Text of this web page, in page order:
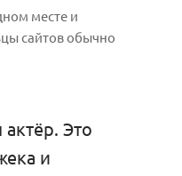
месте и
сайтов обычно
Это
и